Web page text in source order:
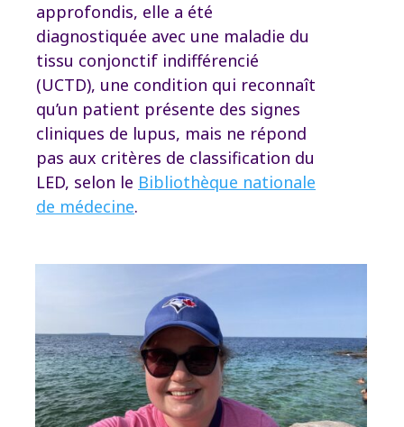
approfondis, elle a été
diagnostiquée avec une maladie du
tissu conjonctif indifférencié
(UCTD), une condition qui reconnaît
qu’un patient présente des signes
cliniques de lupus, mais ne répond
pas aux critères de classification du
LED, selon le Bibliothèque nationale
de médecine.